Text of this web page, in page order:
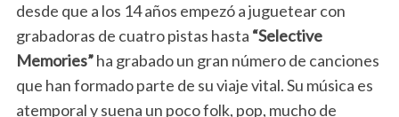
desde que a los 14 años empezó a juguetear con
grabadoras de cuatro pistas hasta “Selective
Memories”ha grabado un gran número de canciones
que han formado parte de su viaje vital. Su música es
atemporal y suena un poco folk, pop, mucho de